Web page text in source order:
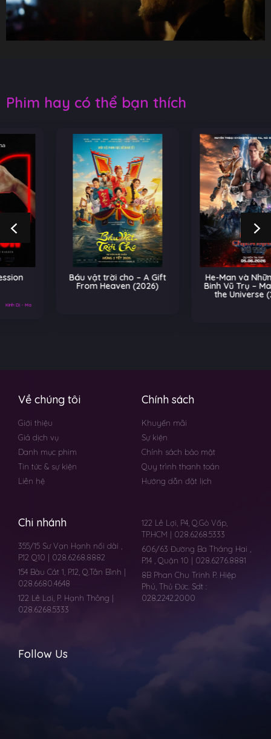
Phim hay có thể bạn thích
Báu vật trời cho – A Gift
From Heaven (2026)
He-Man và Những Chiến
Binh Vũ Trụ – Masters of
the Universe (2026)
Về chúng tôi
Giới thiệu
Giá dịch vụ
Danh mục phim
Tin tức & sự kiện
Liên hệ
Chính sách
Khuyến mãi
Sự kiện
Chính sách bảo mật
Quy trình thanh toán
Hướng dẫn đặt lịch
Chi nhánh
355/15 Sư Vạn Hạnh nối dài ,
P.12 Q10 | 028.6268.8882
154 Bàu Cát 1, P.12, Q.Tân Bình |
028.6680.4648
122 Lê Lơi, P. Hạnh Thông |
028.6268.5333
122 Lê Lợi, P4, Q.Gò Vấp,
TP.HCM | 028.6268.5333
606/63 Đường Ba Tháng Hai ,
P.14 , Quận 10 | 028.6276.8881
8B Phan Chu Trinh P. Hiệp
Phú, Thủ Đức. Sdt :
028.2242.2000
Follow Us